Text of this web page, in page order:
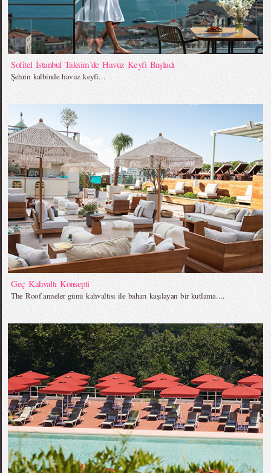
Sofitel İstanbul Taksim’de Havuz Keyfi Başladı
Şehrin kalbinde havuz keyfi…
Geç Kahvaltı Konsepti
The Roof anneler günü kahvaltısı ile baharı kaşılayan bir kutlama….